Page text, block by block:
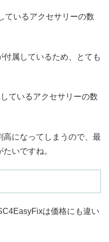
ているアクセサリーの数
属しているため、とても
ているアクセサリーの数
になってしまうので、最
いですね。
は価格にも違い